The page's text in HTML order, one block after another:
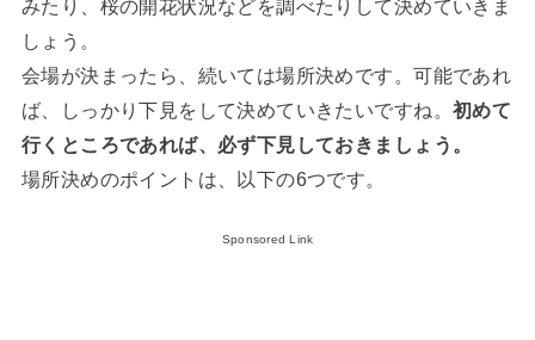
みたり、桜の開花状況などを調べたりして決めていきま
しょう。
会場が決まったら、続いては場所決めです。可能であれ
ば、しっかり下見をして決めていきたいですね。 初めて
行くところであれば、必ず下見しておきましょう。
場所決めのポイントは、以下の6つです。
Sponsored Link